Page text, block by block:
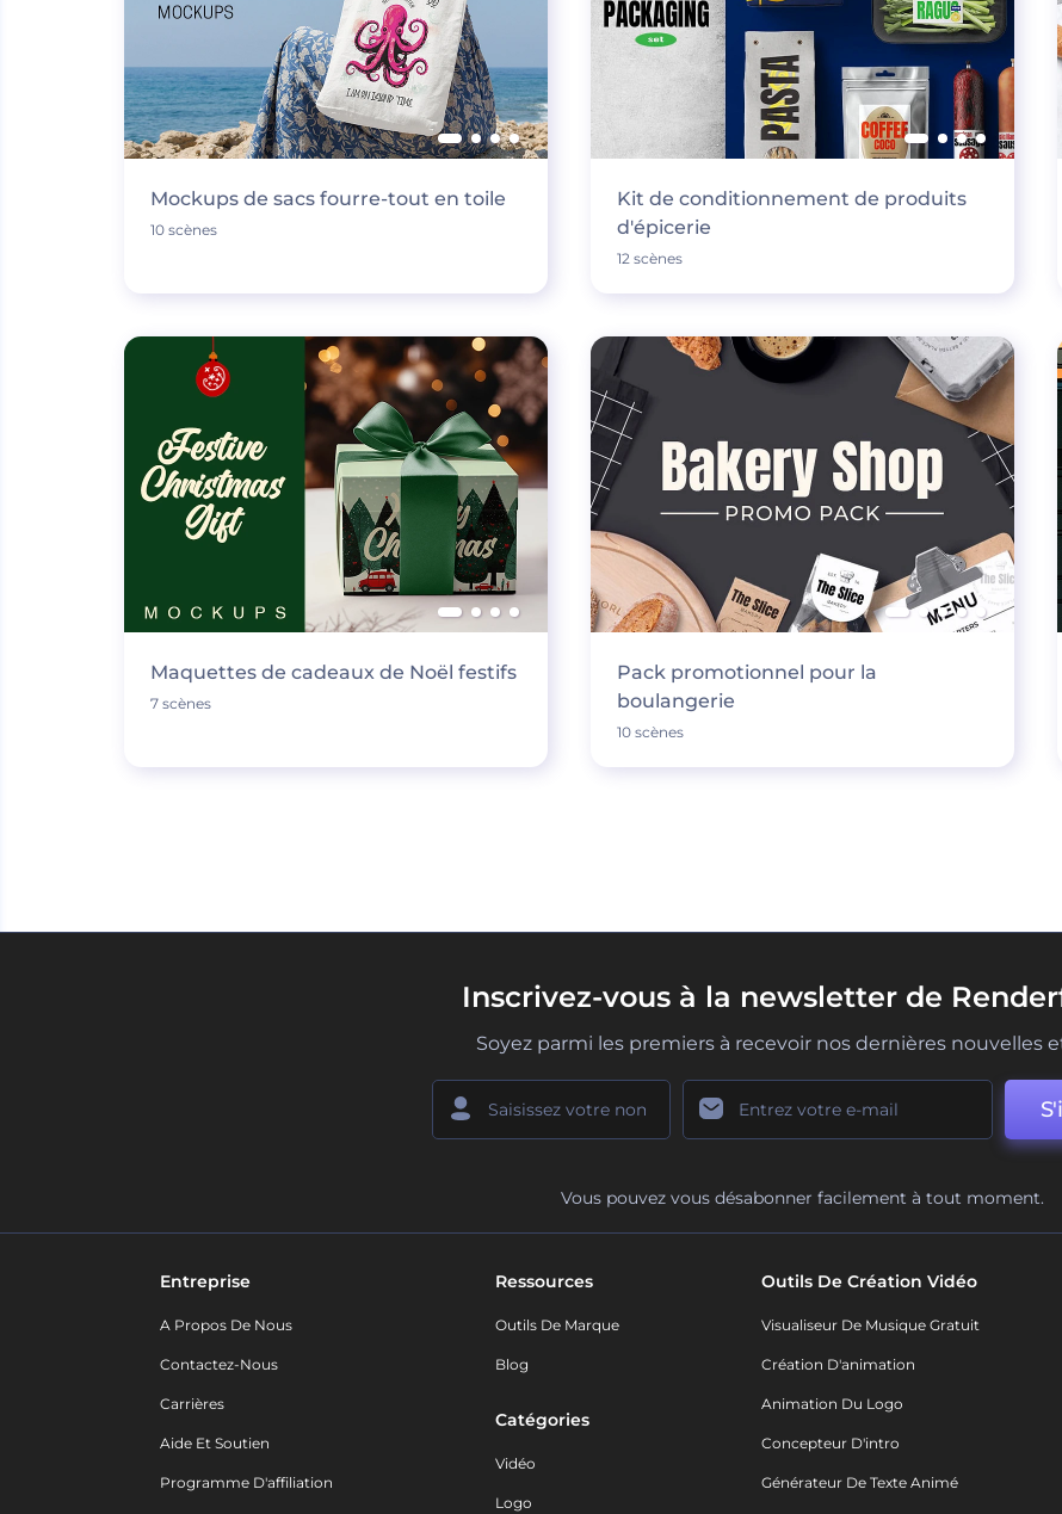
Mockups de sacs fourre-tout en toile
10 scènes
Kit de conditionnement de produits
d'épicerie
12 scènes
Maquettes de cadeaux de Noël festifs
7 scènes
Pack promotionnel pour la
boulangerie
10 scènes
Inscrivez-vous à la newsletter de
Soyez parmi les premiers à recevoir nos dernières nouvelles
Vous pouvez vous désabonner facilement à tout moment.
Entreprise
A Propos De Nous
Contactez-Nous
Carrières
Aide Et Soutien
Programme D'affiliation
Ressources
Outils De Marque
Blog
Catégories
Vidéo
Logo
Outils De Création Vidéo
Visualiseur De Musique Gratuit
Création D'animation
Animation Du Logo
Concepteur D'intro
Générateur De Texte Animé